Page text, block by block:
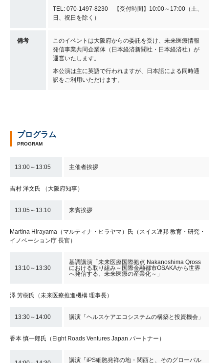
TEL: 070-1497-8230 【受付時間】10:00～17:00（土、
日、祝日を除く）
備考
このイベントは大阪府からの委託を受け、未来医療情報
発信事業共同企業体（日本経済新聞社・日本経済社）が
運営いたします。
本公演は主に英語で行われますが、日本語による同時通
訳をご利用いただけます。
プログラム
PROGRAM
13:00～13:05 主催者挨拶
吉村 洋文氏 （大阪府知事）
13:05～13:10 来賓挨拶
Martina Hirayama（マルティナ・ヒラヤマ）氏（スイス連邦 教育・研究・
イノベーション庁 長官）
13:10～13:30
基調講演「未来医療国際拠点 Nakanoshima Qross
における取り組み～国際金融都市OSAKAから世界
へ発信する、未来医療の産業化～」
澤 芳樹氏（未来医療推進機構 理事長）
13:30～14:00 講演「ヘルスケアエコシステムの構築と投資機会」
香本 慎一郎氏（Eight Roads Ventures Japan パートナー）
講演「iPS細胞発祥の地・関西と、そのグローバル